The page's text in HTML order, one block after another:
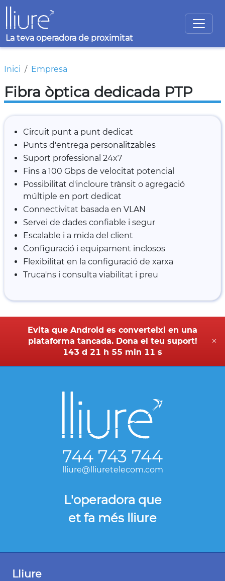
Vés al contingut
La teva operadora de proximitat
Fil d'ariadna
Inici Empresa
Fibra òptica dedicada PTP
Circuit punt a punt dedicat
Punts d'entrega personalitzables
Suport professional 24x7
Fins a 100 Gbps de velocitat potencial
Possibilitat d'incloure trànsit o agregació
múltiple en port dedicat
Connectivitat basada en VLAN
Servei de dades confiable i segur
Escalable i a mida del client
Configuració i equipament inclosos
Flexibilitat en la configuració de xarxa
Truca'ns i consulta viabilitat i preu
Evita que Android es converteixi en una
plataforma tancada. Dona el teu suport!
143 d 21 h 55 min 11 s
✕
L'operadora que
et fa més lliure
744 743 744
lliure@lliuretelecom.com
Lliure